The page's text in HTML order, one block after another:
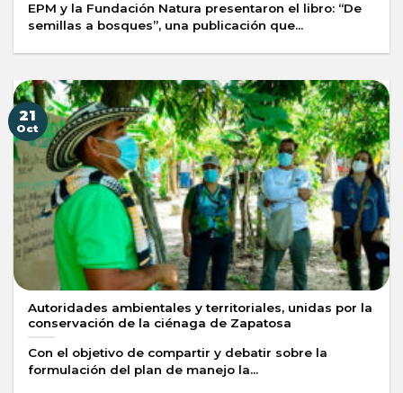
EPM y la Fundación Natura presentaron el libro: “De
semillas a bosques”, una publicación que...
Autoridades ambientales y territoriales, unidas por la
conservación de la ciénaga de Zapatosa
Con el objetivo de compartir y debatir sobre la
formulación del plan de manejo la...
21
Oct